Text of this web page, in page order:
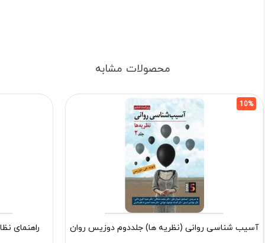
محصولات مشابه
10%
آسیب شناسی روانی (نظریه ها) جلددوم دوزیس روان راهنمای